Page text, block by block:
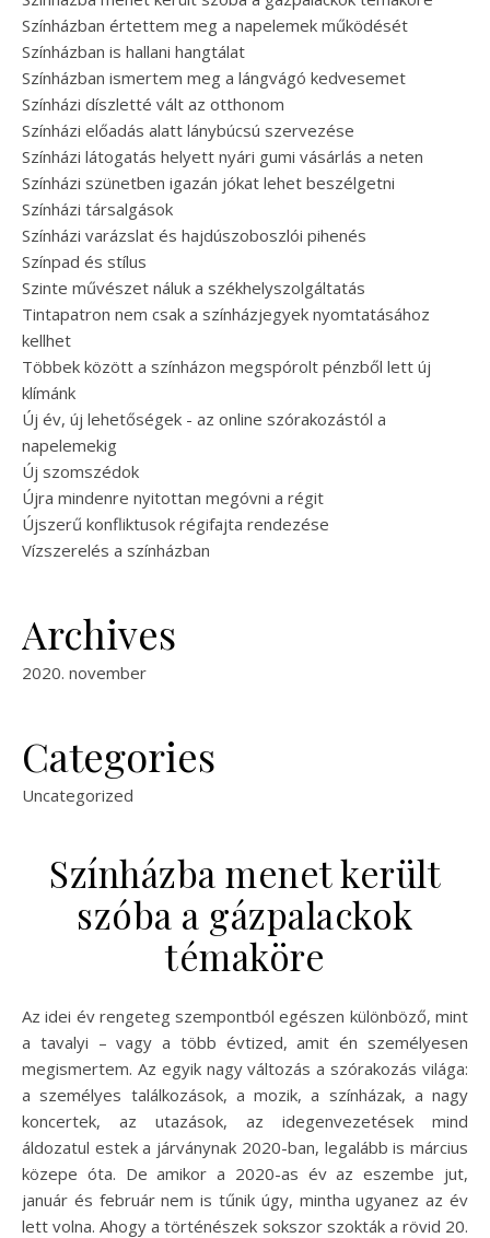
Színházban értettem meg a napelemek működését
Színházban is hallani hangtálat
Színházban ismertem meg a lángvágó kedvesemet
Színházi díszletté vált az otthonom
Színházi előadás alatt lánybúcsú szervezése
Színházi látogatás helyett nyári gumi vásárlás a neten
Színházi szünetben igazán jókat lehet beszélgetni
Színházi társalgások
Színházi varázslat és hajdúszoboszlói pihenés
Színpad és stílus
Szinte művészet náluk a székhelyszolgáltatás
Tintapatron nem csak a színházjegyek nyomtatásához
kellhet
Többek között a színházon megspórolt pénzből lett új
klímánk
Új év, új lehetőségek - az online szórakozástól a
napelemekig
Új szomszédok
Újra mindenre nyitottan megóvni a régit
Újszerű konfliktusok régifajta rendezése
Vízszerelés a színházban
Archives
2020. november
Categories
Uncategorized
Színházba menet került
szóba a gázpalackok
témaköre
Az idei év rengeteg szempontból egészen különböző, mint
a tavalyi – vagy a több évtized, amit én személyesen
megismertem. Az egyik nagy változás a szórakozás világa:
a személyes találkozások, a mozik, a színházak, a nagy
koncertek, az utazások, az idegenvezetések mind
áldozatul estek a járványnak 2020-ban, legalább is március
közepe óta. De amikor a 2020-as év az eszembe jut,
január és február nem is tűnik úgy, mintha ugyanez az év
lett volna. Ahogy a történészek sokszor szokták a rövid 20.